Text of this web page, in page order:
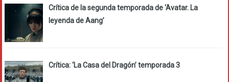
Crítica de la segunda temporada de ‘Avatar. La
leyenda de Aang’
Crítica: ‘La Casa del Dragón’ temporada 3